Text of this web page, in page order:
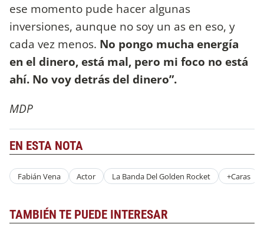
ese momento pude hacer algunas
inversiones, aunque no soy un as en eso, y
cada vez menos. No pongo mucha energía
en el dinero, está mal, pero mi foco no está
ahí. No voy detrás del dinero”.
MDP
EN ESTA NOTA
Fabián Vena Actor La Banda Del Golden Rocket +Caras
TAMBIÉN TE PUEDE INTERESAR